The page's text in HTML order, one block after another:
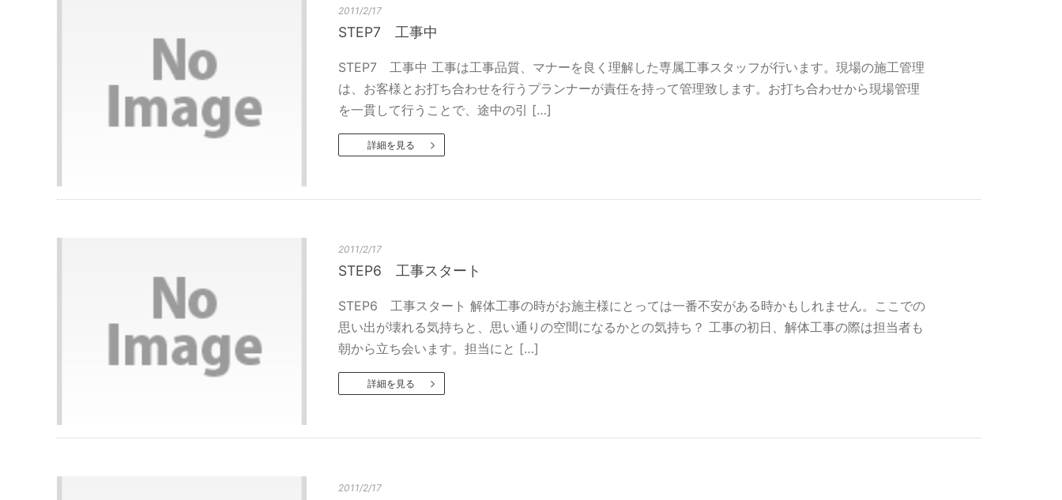
2011/2/17
STEP7 工事中
STEP7 工事中 工事は工事品質、マナーを良く理解した専属工事スタッフが行います。現場の施工管理
は、お客様とお打ち合わせを行うプランナーが責任を持って管理致します。お打ち合わせから現場管理
を一貫して行うことで、途中の引 […]
詳細を見る
2011/2/17
STEP6 工事スタート
STEP6 工事スタート 解体工事の時がお施主様にとっては一番不安がある時かもしれません。ここでの
思い出が壊れる気持ちと、思い通りの空間になるかとの気持ち？ 工事の初日、解体工事の際は担当者も
朝から立ち会います。担当にと […]
詳細を見る
2011/2/17